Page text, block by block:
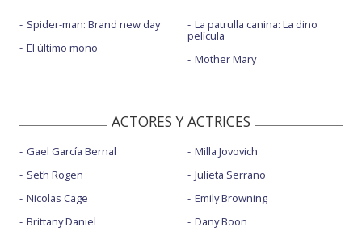
Spider-man: Brand new day
El último mono
La patrulla canina: La dino
película
Mother Mary
ACTORES Y ACTRICES
Gael García Bernal
Seth Rogen
Nicolas Cage
Brittany Daniel
Milla Jovovich
Julieta Serrano
Emily Browning
Dany Boon